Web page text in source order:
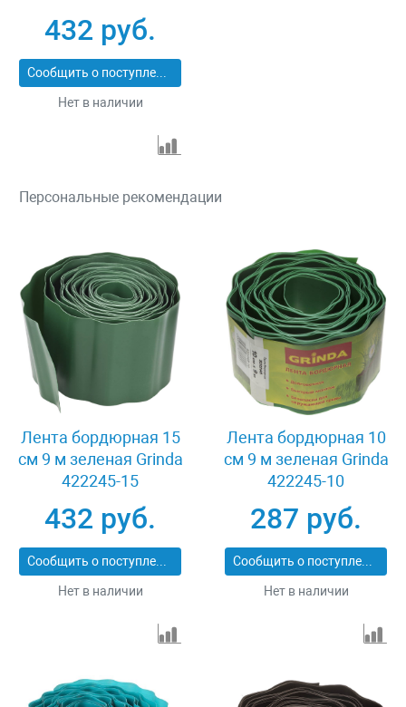
432 руб.
Сообщить о поступлении
Нет в наличии
Персональные рекомендации
Лента бордюрная 15
см 9 м зеленая Grinda
422245-15
432 руб.
Сообщить о поступлении
Нет в наличии
Лента бордюрная 10
см 9 м зеленая Grinda
422245-10
287 руб.
Сообщить о поступлении
Нет в наличии